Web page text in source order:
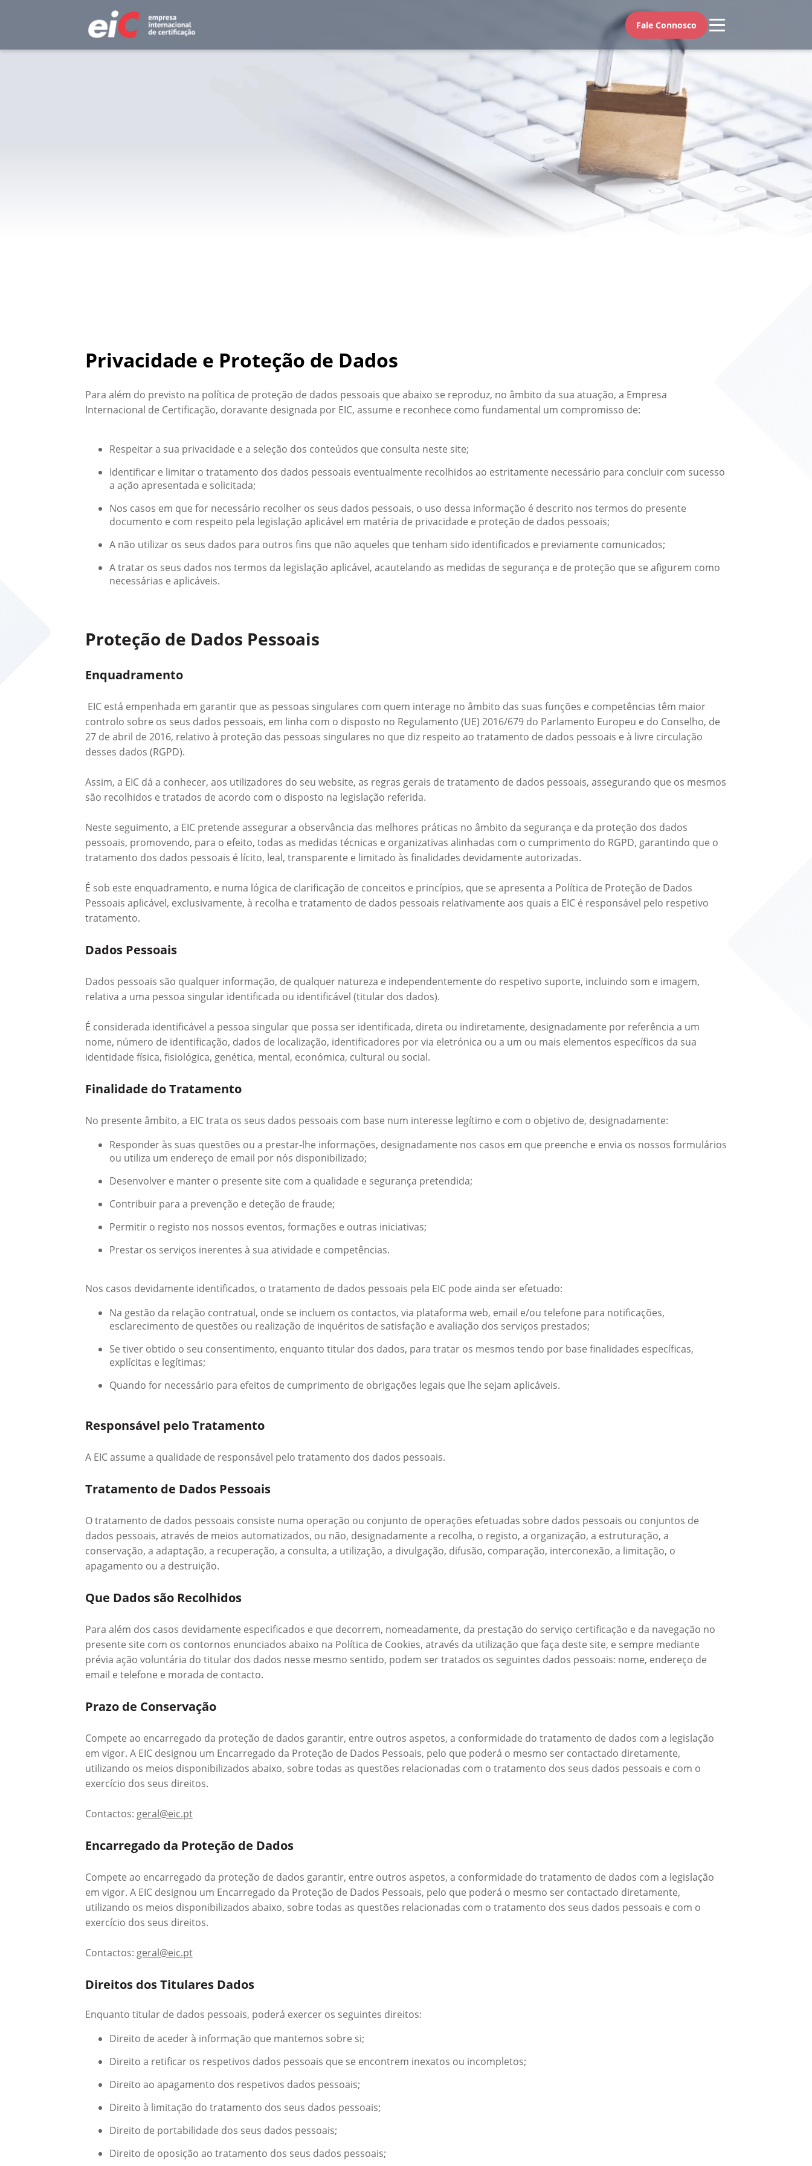
Fale Connosco
Privacidade e Proteção de Dados
Para além do previsto na política de proteção de dados pessoais que abaixo se reproduz, no âmbito da sua atuação, a Empresa
Internacional de Certificação, doravante designada por EIC, assume e reconhece como fundamental um compromisso de:
Respeitar a sua privacidade e a seleção dos conteúdos que consulta neste site;
Identificar e limitar o tratamento dos dados pessoais eventualmente recolhidos ao estritamente necessário para concluir com sucesso
a ação apresentada e solicitada;
Nos casos em que for necessário recolher os seus dados pessoais, o uso dessa informação é descrito nos termos do presente
documento e com respeito pela legislação aplicável em matéria de privacidade e proteção de dados pessoais;
A não utilizar os seus dados para outros fins que não aqueles que tenham sido identificados e previamente comunicados;
A tratar os seus dados nos termos da legislação aplicável, acautelando as medidas de segurança e de proteção que se afigurem como
necessárias e aplicáveis.
Proteção de Dados Pessoais
Enquadramento
EIC está empenhada em garantir que as pessoas singulares com quem interage no âmbito das suas funções e competências têm maior
controlo sobre os seus dados pessoais, em linha com o disposto no Regulamento (UE) 2016/679 do Parlamento Europeu e do Conselho, de
27 de abril de 2016, relativo à proteção das pessoas singulares no que diz respeito ao tratamento de dados pessoais e à livre circulação
desses dados (RGPD).
Assim, a EIC dá a conhecer, aos utilizadores do seu website, as regras gerais de tratamento de dados pessoais, assegurando que os mesmos
são recolhidos e tratados de acordo com o disposto na legislação referida.
Neste seguimento, a EIC pretende assegurar a observância das melhores práticas no âmbito da segurança e da proteção dos dados
pessoais, promovendo, para o efeito, todas as medidas técnicas e organizativas alinhadas com o cumprimento do RGPD, garantindo que o
tratamento dos dados pessoais é lícito, leal, transparente e limitado às finalidades devidamente autorizadas.
É sob este enquadramento, e numa lógica de clarificação de conceitos e princípios, que se apresenta a Política de Proteção de Dados
Pessoais aplicável, exclusivamente, à recolha e tratamento de dados pessoais relativamente aos quais a EIC é responsável pelo respetivo
tratamento.
Dados Pessoais
Dados pessoais são qualquer informação, de qualquer natureza e independentemente do respetivo suporte, incluindo som e imagem,
relativa a uma pessoa singular identificada ou identificável (titular dos dados).
É considerada identificável a pessoa singular que possa ser identificada, direta ou indiretamente, designadamente por referência a um
nome, número de identificação, dados de localização, identificadores por via eletrónica ou a um ou mais elementos específicos da sua
identidade física, fisiológica, genética, mental, económica, cultural ou social.
Finalidade do Tratamento
No presente âmbito, a EIC trata os seus dados pessoais com base num interesse legítimo e com o objetivo de, designadamente:
Responder às suas questões ou a prestar-lhe informações, designadamente nos casos em que preenche e envia os nossos formulários
ou utiliza um endereço de email por nós disponibilizado;
Desenvolver e manter o presente site com a qualidade e segurança pretendida;
Contribuir para a prevenção e deteção de fraude;
Permitir o registo nos nossos eventos, formações e outras iniciativas;
Prestar os serviços inerentes à sua atividade e competências.
Nos casos devidamente identificados, o tratamento de dados pessoais pela EIC pode ainda ser efetuado:
Na gestão da relação contratual, onde se incluem os contactos, via plataforma web, email e/ou telefone para notificações,
esclarecimento de questões ou realização de inquéritos de satisfação e avaliação dos serviços prestados;
Se tiver obtido o seu consentimento, enquanto titular dos dados, para tratar os mesmos tendo por base finalidades específicas,
explícitas e legítimas;
Quando for necessário para efeitos de cumprimento de obrigações legais que lhe sejam aplicáveis.
Responsável pelo Tratamento
A EIC assume a qualidade de responsável pelo tratamento dos dados pessoais.
Tratamento de Dados Pessoais
O tratamento de dados pessoais consiste numa operação ou conjunto de operações efetuadas sobre dados pessoais ou conjuntos de
dados pessoais, através de meios automatizados, ou não, designadamente a recolha, o registo, a organização, a estruturação, a
conservação, a adaptação, a recuperação, a consulta, a utilização, a divulgação, difusão, comparação, interconexão, a limitação, o
apagamento ou a destruição.
Que Dados são Recolhidos
Para além dos casos devidamente especificados e que decorrem, nomeadamente, da prestação do serviço certificação e da navegação no
presente site com os contornos enunciados abaixo na Política de Cookies, através da utilização que faça deste site, e sempre mediante
prévia ação voluntária do titular dos dados nesse mesmo sentido, podem ser tratados os seguintes dados pessoais: nome, endereço de
email e telefone e morada de contacto.
Prazo de Conservação
Compete ao encarregado da proteção de dados garantir, entre outros aspetos, a conformidade do tratamento de dados com a legislação
em vigor. A EIC designou um Encarregado da Proteção de Dados Pessoais, pelo que poderá o mesmo ser contactado diretamente,
utilizando os meios disponibilizados abaixo, sobre todas as questões relacionadas com o tratamento dos seus dados pessoais e com o
exercício dos seus direitos.
Contactos: geral@eic.pt
Encarregado da Proteção de Dados
Compete ao encarregado da proteção de dados garantir, entre outros aspetos, a conformidade do tratamento de dados com a legislação
em vigor. A EIC designou um Encarregado da Proteção de Dados Pessoais, pelo que poderá o mesmo ser contactado diretamente,
utilizando os meios disponibilizados abaixo, sobre todas as questões relacionadas com o tratamento dos seus dados pessoais e com o
exercício dos seus direitos.
Contactos: geral@eic.pt
Direitos dos Titulares Dados
Enquanto titular de dados pessoais, poderá exercer os seguintes direitos:
Direito de aceder à informação que mantemos sobre si;
Direito a retificar os respetivos dados pessoais que se encontrem inexatos ou incompletos;
Direito ao apagamento dos respetivos dados pessoais;
Direito à limitação do tratamento dos seus dados pessoais;
Direito de portabilidade dos seus dados pessoais;
Direito de oposição ao tratamento dos seus dados pessoais;